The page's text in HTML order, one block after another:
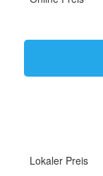
Lokaler Preis